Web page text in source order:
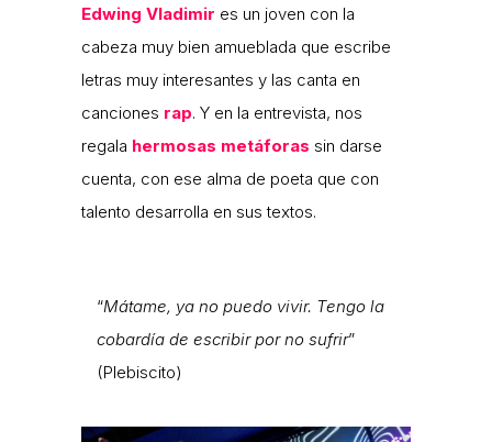
Edwing Vladimir es un joven con la
cabeza muy bien amueblada que escribe
letras muy interesantes y las canta en
canciones rap. Y en la entrevista, nos
regala hermosas metáforas sin darse
cuenta, con ese alma de poeta que con
talento desarrolla en sus textos.
“Mátame, ya no puedo vivir. Tengo la
cobardía de escribir por no sufrir”
(Plebiscito)